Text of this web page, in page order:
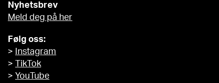
Nyhetsbrev
Meld deg på her
Følg oss:
>
Instagram
>
TikTok
> YouTube